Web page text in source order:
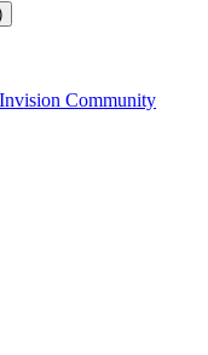
Community